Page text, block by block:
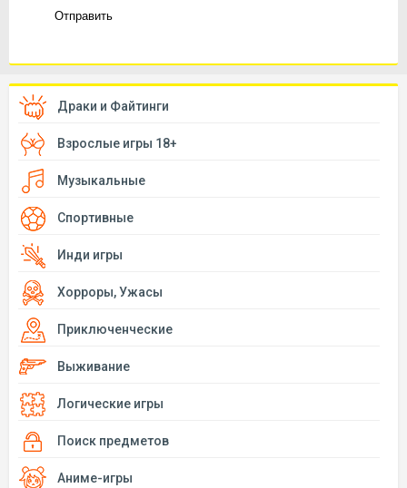
Отправить
Драки и Файтинги
Взрослые игры 18+
Музыкальные
Спортивные
Инди игры
Хорроры, Ужасы
Приключенческие
Выживание
Логические игры
Поиск предметов
Аниме-игры